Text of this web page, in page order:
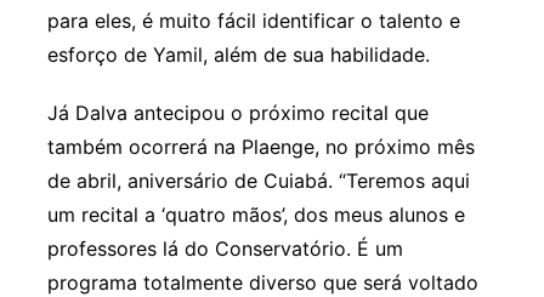
para eles, é muito fácil identificar o talento e
esforço de Yamil, além de sua habilidade.
Já Dalva antecipou o próximo recital que
também ocorrerá na Plaenge, no próximo mês
de abril, aniversário de Cuiabá. “Teremos aqui
um recital a ‘quatro mãos’, dos meus alunos e
professores lá do Conservatório. É um
programa totalmente diverso que será voltado